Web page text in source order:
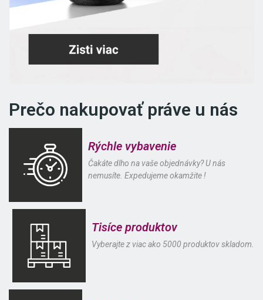
Prečo nakupovať práve u nás
Rýchle vybavenie
Čakáte dlho na vaše objednávky? U nás
nemusíte. Expedujeme okamžite !
Tisíce produktov
Vyberajte z viac ako 5000 produktov skladom.